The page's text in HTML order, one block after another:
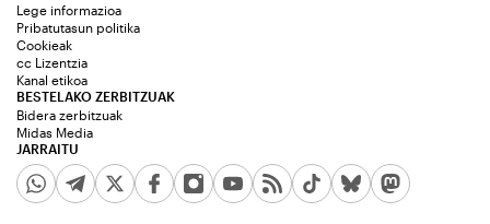
JARRAITU
Lege informazioa
Pribatutasun politika
Cookieak
cc Lizentzia
Kanal etikoa
BESTELAKO ZERBITZUAK
Bidera zerbitzuak
Midas Media